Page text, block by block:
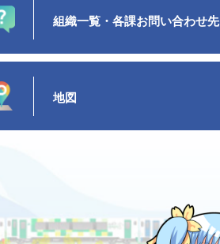
組織一覧・各課お問い合わせ先
地図